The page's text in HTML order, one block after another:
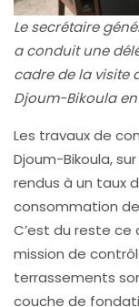
Le secrétaire
a conduit une
cadre de la visite
Djoum-Bikoula
Les travaux de
Djoum-Bikoula,
rendus à un taux
consommation
C’est du reste ce
mission de
terrassements
couche de